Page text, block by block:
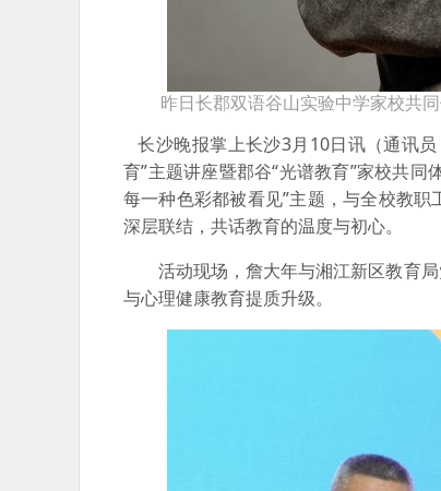
昨日长郡双语谷山实验中学家校共
长沙晚报掌上长沙3月10日讯（通讯
育”主题讲座暨郡谷“光谱教育”家校共
每一种色彩都被看见”主题，与全校教
深层联结，共话教育的温度与初心。
活动现场，詹大年与湘江新区教育
与心理健康教育提质升级。